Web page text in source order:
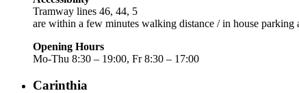
Tramway lines 46, 44, 5
are within a few minutes walking distance / in house parking
Opening Hours
Mo-Thu 8:30 – 19:00, Fr 8:30 – 17:00
Carinthia